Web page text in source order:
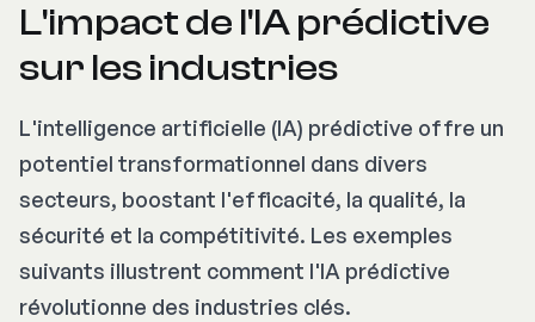
L'impact de l'IA prédictive
sur les industries
L'intelligence artificielle (IA) prédictive offre un
potentiel transformationnel dans divers
secteurs, boostant l'efficacité, la qualité, la
sécurité et la compétitivité. Les exemples
suivants illustrent comment l'IA prédictive
révolutionne des industries clés.